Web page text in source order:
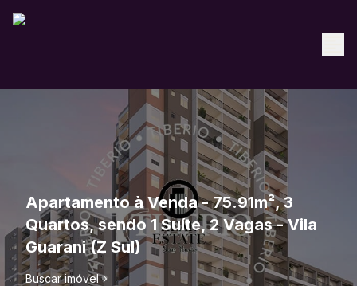
Apartamento à Venda - 75.91m², 3
Quartos, sendo 1 Suíte, 2 Vagas - Vila
Guarani (Z Sul)
Buscar imóvel